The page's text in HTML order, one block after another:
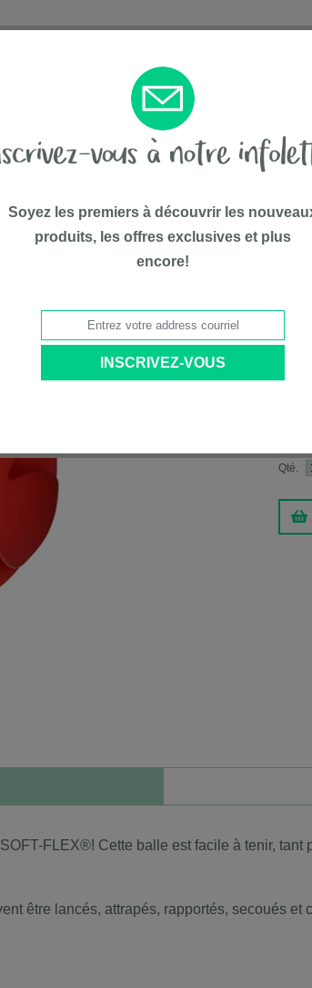
FLEX®, rouge 7 po
Qté.
FLEX®! Cette balle est facile à tenir,
être lancés, attrapés, rapportés, secoués
Soyez les premiers à découvrir les
produits, les offres exclusives et plus
encore!